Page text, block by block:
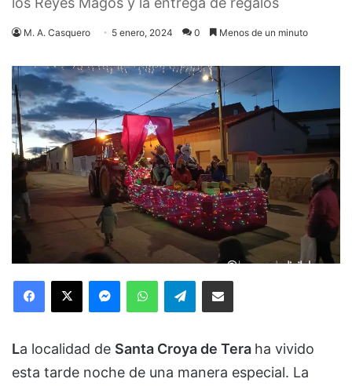
M. A. Casquero 5 enero, 2024 0 Menos de un minuto
Facebook
X MessengerWhatsAppTelegramCompartir via Email
La localidad de Santa Croya de Tera ha vivido
esta tarde noche de una manera especial. La